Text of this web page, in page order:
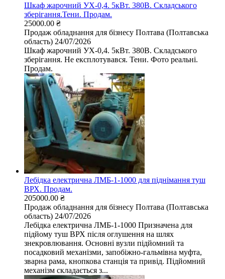
Шкаф жарочний УХ-0,4. 5кВт. 380В. Складського
зберігання.Тени. Продам.
25000.00 ₴
Продаж обладнання для бізнесу Полтава (Полтавська
область) 24/07/2026
Шкаф жарочний УХ-0,4. 5кВт. 380В. Складського
зберігання. Не експлотувався. Тени. Фото реальні.​​​​​​​
Продам.
Лебідка електрична ЛМБ-1-1000 для піднімання туш
ВРХ. Продам.
205000.00 ₴
Продаж обладнання для бізнесу Полтава (Полтавська
область) 24/07/2026
Лебідка електрична ЛМБ-1-1000 Призначена для
підйому туш ВРХ після оглушення на шлях
знекровлювання. Основні вузли підйомний та
посадковий механізми, запобіжно-гальмівна муфта,
зварна рама, кнопкова станція та привід. Підйомний
механізм складається з...